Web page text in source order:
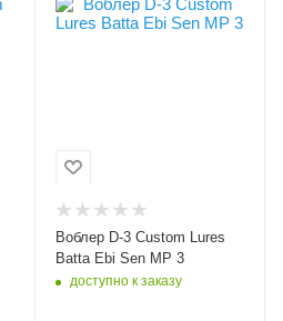
Цвет приманки
3
Длина приманки, мм
Вес приманки, гр
2.5
Плавучесть
Воблер D-3 Custom Lures
Batta Ebi Sen MP 3
доступно к заказу